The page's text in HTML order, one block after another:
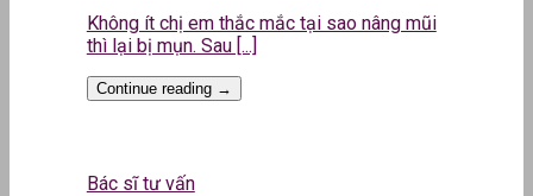
Không ít chị em thắc mắc tại sao nâng mũi
thì lại bị mụn. Sau [...]
Continue reading →
Bác sĩ tư vấn